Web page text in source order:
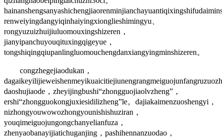
renweiyingdangyiqinhaiyingxionglieshimingyu、
rongyuzuizhuijiuluomouxingshizeren，
jianyipanchuyouqituxingqigeyue，
tongshiqingqiupanlingluomouchengdanxiangyingminshizeren。
congzhegejiaodukan，
daoshujiaode，zheyijingbushi“zhongguojiaolvzheng”，
ershi“zhongguokongjuxiesidilizheng”le。dajiakaimenzuoshengyi，
nizhongyouwowozhongyounishishuziran，
youqimeiguojungongchanyelianfuza，
zhenyaobanayijiatichuganjing，pashihennanzuodao，